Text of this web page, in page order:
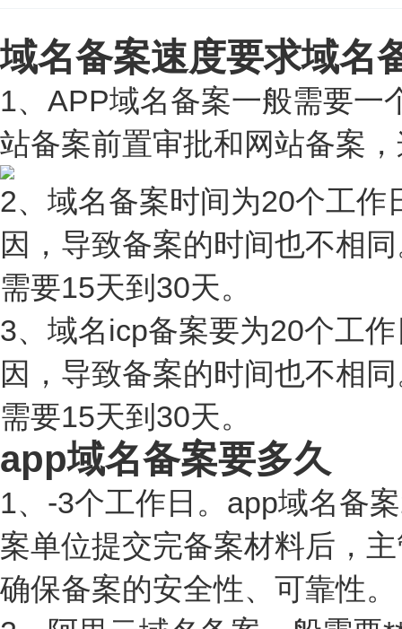
域名备案速度要求域名
1、APP域名备案一般需要一
站备案前置审批和网站备案
2、域名备案时间为20个工
因，导致备案的时间也不相
需要15天到30天。
3、域名icp备案要为20个工
因，导致备案的时间也不相
需要15天到30天。
app域名备案要多久
1、-3个工作日。app域名备
案单位提交完备案材料后，
确保备案的安全性、可靠性。